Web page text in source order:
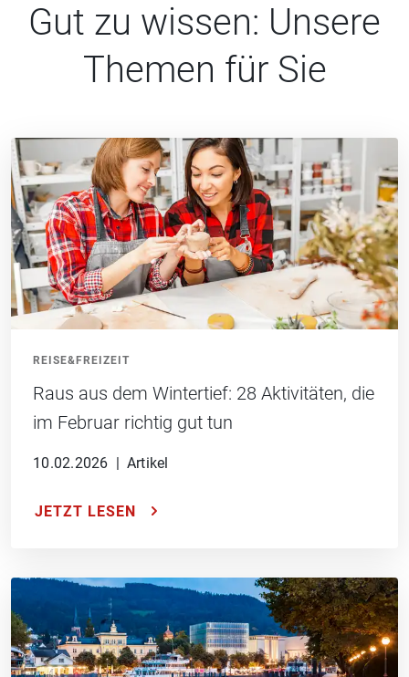
Gut zu wissen: Unsere
Themen für Sie
REISE&FREIZEIT
Raus aus dem Wintertief: 28 Aktivitäten, die
im Februar richtig gut tun
10.02.2026 | Artikel
JETZT LESEN